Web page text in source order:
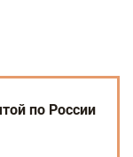
по России